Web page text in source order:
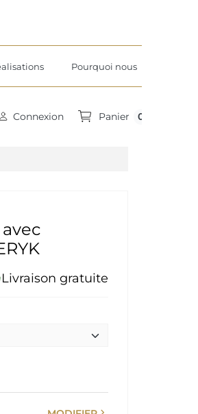
Pourquoi nous
Connexion Panier 0
Livraison gratuite